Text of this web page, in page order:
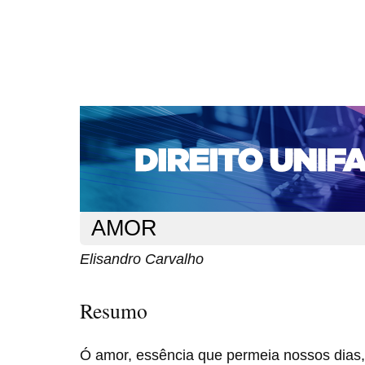
CAPA SOBRE ACESSO CADASTRO
NOTÍCIAS
EDIÇÕES DE Nº 1 A 100 WEBMAIL
Capa>n. 313 (2026) > Carvalho
AMOR
Elisandro Carvalho
Resumo
Ó amor, essência que permeia nossos dias,